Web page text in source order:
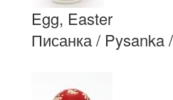
Egg, Easter
Писанка /